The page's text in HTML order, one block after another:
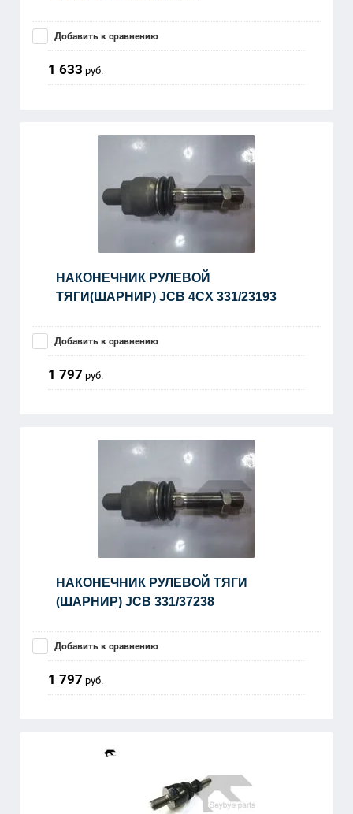
Добавить к сравнению
1 633 руб.
НАКОНЕЧНИК РУЛЕВОЙ
ТЯГИ(ШАРНИР) JCB 4CX 331/23193
Добавить к сравнению
1 797 руб.
НАКОНЕЧНИК РУЛЕВОЙ ТЯГИ
(ШАРНИР) JCB 331/37238
Добавить к сравнению
1 797 руб.